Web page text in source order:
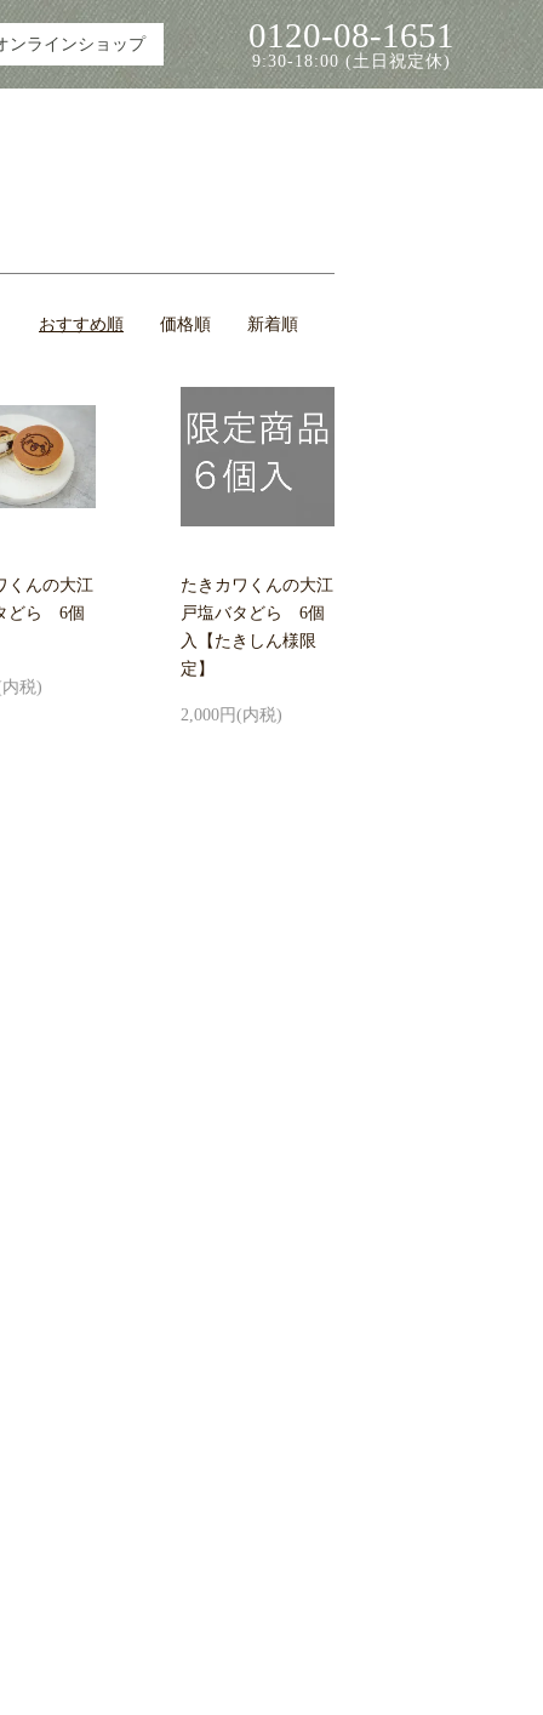
ンラインショップ 0120-08-1651
9:30-18:00 (土日祝定休)
おすすめ順 価格順 新着順
くんの大江
どら 6個
内税)
たきカワくんの大江
戸塩バタどら 6個
入【たきしん様限
定】
2,000円(内税)